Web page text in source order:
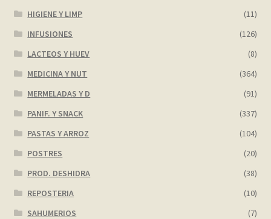
HIGIENE Y LIMP
(11)
INFUSIONES
(126)
LACTEOS Y HUEV
(8)
MEDICINA Y NUT
(364)
MERMELADAS Y D
(91)
PANIF. Y SNACK
(337)
PASTAS Y ARROZ
(104)
POSTRES
(20)
PROD. DESHIDRA
(38)
REPOSTERIA
(10)
SAHUMERIOS
(7)